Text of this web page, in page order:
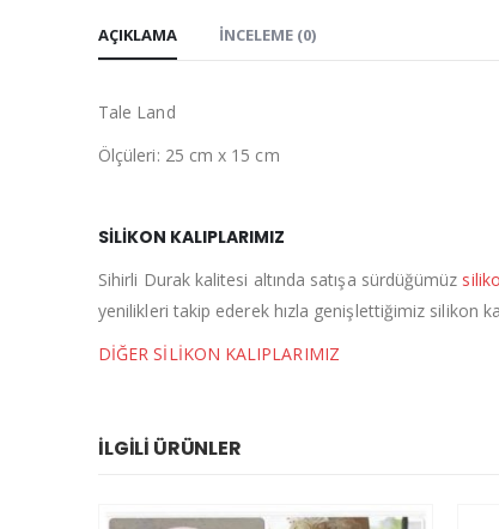
AÇIKLAMA İNCELEME (0)
Tale Land
Ölçüleri: 25 cm x 15 cm
SİLİKON KALIPLARIMIZ
Sihirli Durak kalitesi altında satışa sürdüğümüz
yenilikleri takip ederek hızla genişlettiğimiz silikon
DİĞER SİLİKON KALIPLARIMIZ
İLGILI ÜRÜNLER